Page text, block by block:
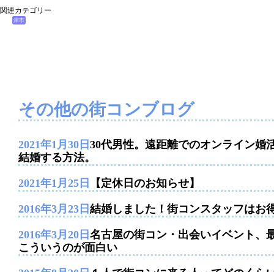
関連カテゴリー
津市
その他の街コンブログ
2021年1月30日 30代男性。遠距離でのオンライン婚
結婚する方法。
2021年1月25日 【定休日のお知らせ】
2016年3月23日 結婚しました！街コンスタッフはお
2016年3月20日 名古屋の街コン・出会いイベント、
こういうのが面白い